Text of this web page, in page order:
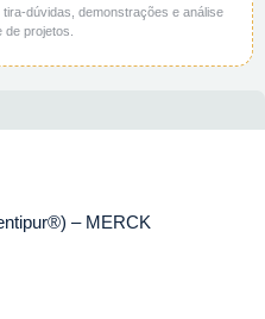
dúvidas, demonstrações e análise
de projetos.
– MERCK